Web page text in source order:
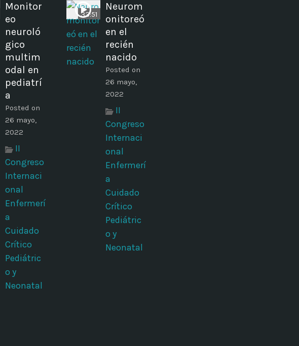
Monitor
eo
neuroló
gico
multim
odal en
pediatrí
a
Posted on
26 mayo,
2022
II
Congreso
Internaci
onal
Enfermerí
a
Cuidado
Crítico
Pediátric
o y
Neonatal
33:51
Neurom
onitoreó
en el
recién
nacido
Posted on
26 mayo,
2022
II
Congreso
Internaci
onal
Enfermerí
a
Cuidado
Crítico
Pediátric
o y
Neonatal